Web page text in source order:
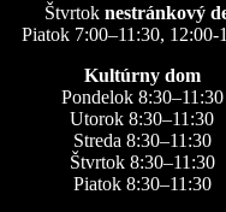
Štvrtok nestránkový
Piatok 7:00–11:30, 12:00-
Kultúrny dom
Pondelok 8:30–11:30
Utorok 8:30–11:30
Streda 8:30–11:30
Štvrtok 8:30–11:30
Piatok 8:30–11:30